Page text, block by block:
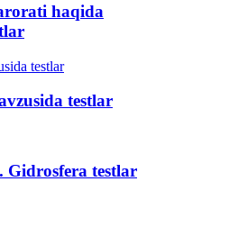
haqida
testlar
Gidrosfera testlar